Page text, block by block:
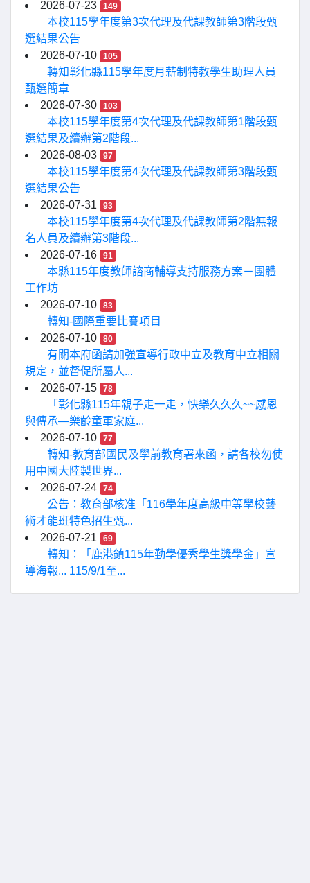
2026-07-23 149
本校115學年度第3次代理及代課教師第3階段甄
選結果公告
2026-07-10
105
轉知彰化縣115學年度月薪制特教學生助理人員
甄選簡章
2026-07-30
103
本校115學年度第4次代理及代課教師第1階段甄
選結果及續辦第2階段...
2026-08-03
97
本校115學年度第4次代理及代課教師第3階段甄
選結果公告
2026-07-31
93
本校115學年度第4次代理及代課教師第2階無報
名人員及續辦第3階段...
2026-07-16
91
本縣115年度教師諮商輔導支持服務方案－團體
工作坊
2026-07-10
83
轉知-國際重要比賽項目
2026-07-10
80
有關本府函請加強宣導行政中立及教育中立相關
規定，並督促所屬人...
2026-07-15
78
「彰化縣115年親子走一走，快樂久久久~~感恩
與傳承—樂齡童軍家庭...
2026-07-10
77
轉知-教育部國民及學前教育署來函，請各校勿使
用中國大陸製世界...
2026-07-24
74
公告：教育部核准「116學年度高級中等學校藝
術才能班特色招生甄...
2026-07-21
69
轉知：「鹿港鎮115年勤學優秀學生獎學金」宣
導海報... 115/9/1至...